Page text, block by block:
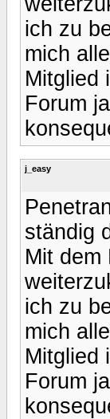
ich zu
mich
Mitglied
Forum
j_easy
ständig
Mit dem
ich zu
mich
Mitglied
Forum